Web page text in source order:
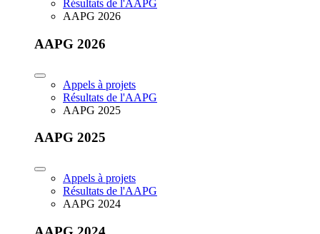
Résultats de l'AAPG
AAPG 2026
AAPG 2026
Appels à projets
Résultats de l'AAPG
AAPG 2025
AAPG 2025
Appels à projets
Résultats de l'AAPG
AAPG 2024